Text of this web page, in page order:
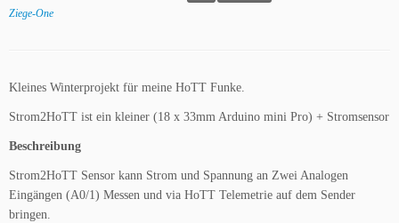
Ziege-One
Kleines Winterprojekt für meine HoTT Funke.
Strom2HoTT ist ein kleiner (18 x 33mm Arduino mini Pro) + Stromsensor
Beschreibung
Strom2HoTT Sensor kann Strom und Spannung an Zwei Analogen
Eingängen (A0/1) Messen und via HoTT Telemetrie auf dem Sender
bringen.